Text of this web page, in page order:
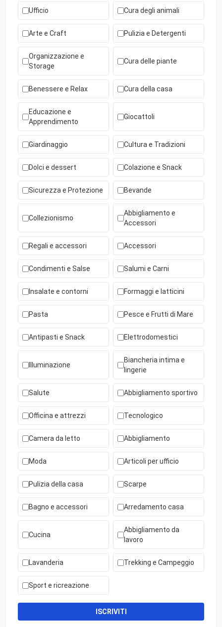
Ufficio Cura degli animali
Arte e Craft Pulizia e Detergenti
Organizzazione e
Storage
Cura delle piante
Benessere e Relax Cura della casa
Educazione e
Apprendimento
Giocattoli
Giardinaggio Cultura e Tradizioni
Dolci e dessert Colazione e Snack
Sicurezza e Protezione Bevande
Collezionismo
Abbigliamento e
Accessori
Regali e accessori Accessori
Condimenti e Salse Salumi e Carni
Insalate e contorni Formaggi e latticini
Pasta Pesce e Frutti di Mare
Antipasti e Snack Elettrodomestici
Illuminazione
Biancheria intima e
lingerie
Salute Abbigliamento sportivo
Officina e attrezzi Tecnologico
Camera da letto Abbigliamento
Moda Articoli per ufficio
Pulizia della casa Scarpe
Bagno e accessori Arredamento casa
Cucina
Abbigliamento da
lavoro
Lavanderia Trekking e Campeggio
Sport e ricreazione
ISCRIVITI